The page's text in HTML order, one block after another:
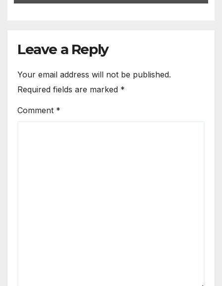
Leave a Reply
Your email address will not be published.
Required fields are marked *
Comment *